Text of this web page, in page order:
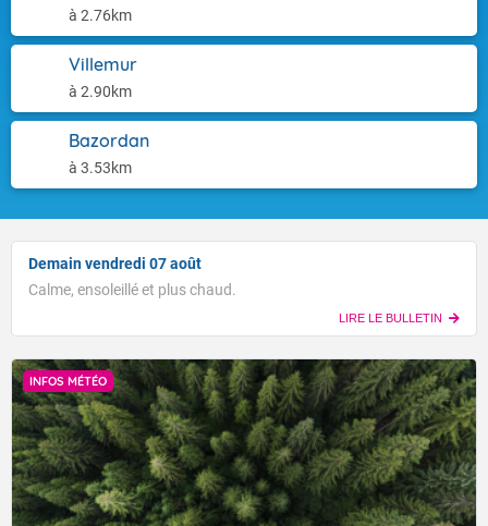
à 2.76km
Villemur
à 2.90km
Bazordan
à 3.53km
Demain vendredi 07 août
Calme, ensoleillé et plus chaud.
LIRE LE BULLETIN
INFOS MÉTÉO